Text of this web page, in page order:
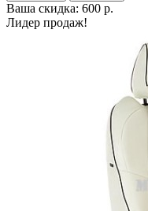
Ваша скидка: 600 р.
Лидер продаж!